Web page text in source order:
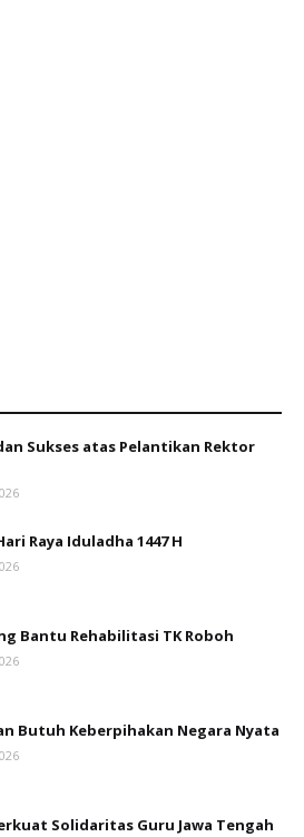
Sukses atas Pelantikan Rektor
Raya Iduladha 1447 H
Bantu Rehabilitasi TK Roboh
Butuh Keberpihakan Negara Nyata
Solidaritas Guru Jawa Tengah